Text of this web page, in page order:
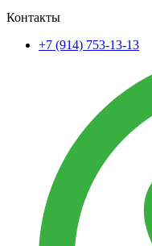
Контакты
+7 (914) 753-13-13